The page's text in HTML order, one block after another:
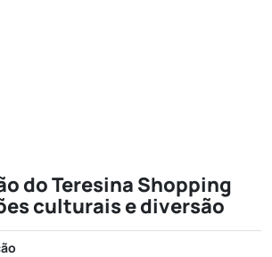
do Teresina Shopping
culturais e diversão